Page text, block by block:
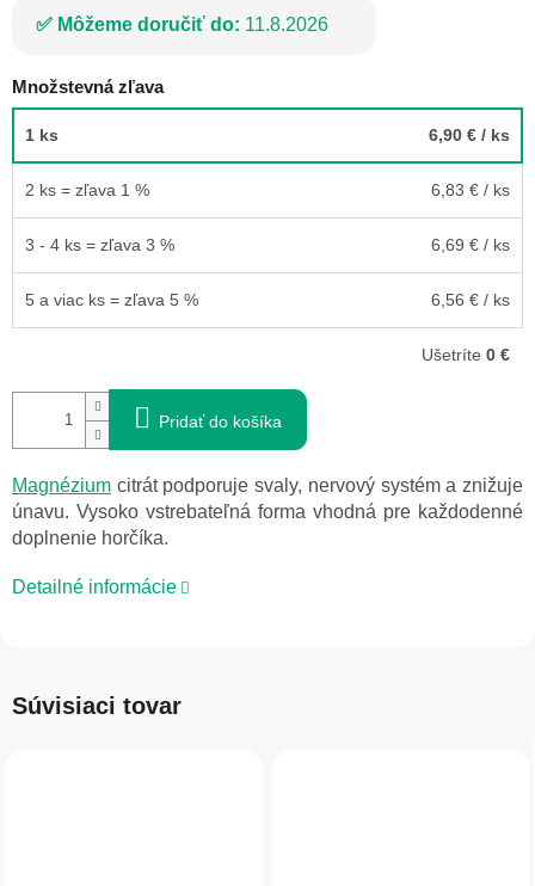
Môžeme doručiť do: 11.8.2026
Množstevná zľava
1 ks 6,90 € / ks
2 ks = zľava 1 % 6,83 € / ks
3 - 4 ks = zľava 3 % 6,69 € / ks
5 a viac ks = zľava 5 % 6,56 € / ks
Ušetríte 0 €
Pridať do košíka
Magnézium citrát podporuje svaly, nervový systém a znižuje
únavu. Vysoko vstrebateľná forma vhodná pre každodenné
doplnenie horčíka.
Detailné informácie
Súvisiaci tovar